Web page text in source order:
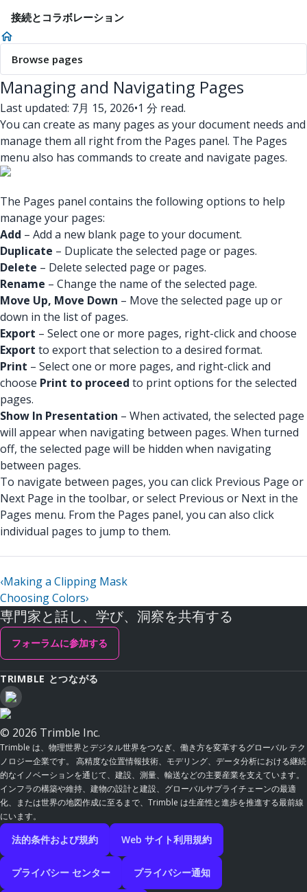
接続とコラボレーション
Browse pages
Managing and Navigating Pages
Last updated: 7月 15, 2026•1 分 read.
You can create as many pages as your document needs and
manage them all right from the Pages panel. The Pages
menu also has commands to create and navigate pages.
The Pages panel contains the following options to help
manage your pages:
Add – Add a new blank page to your document.
Duplicate – Duplicate the selected page or pages.
Delete – Delete selected page or pages.
Rename – Change the name of the selected page.
Move Up, Move Down – Move the selected page up or
down in the list of pages.
Export – Select one or more pages, right-click and choose
Export to export that selection to a desired format.
Print – Select one or more pages, and right-click and
choose Print to proceed to print options for the selected
pages.
Show In Presentation – When activated, the selected page
will appear when navigating between pages. When turned
off, the selected page will be hidden when navigating
between pages.
To navigate between pages, you can click Previous Page or
Next Page in the toolbar, or select Previous or Next in the
Pages menu. From the Pages panel, you can also click
individual pages to jump to them.
‹Making a Clipping Mask
Choosing Colors›
専門家と話し、学び、洞察を共有する
フォーラムに参加する
TRIMBLE とつながる
© 2026 Trimble Inc.
Trimble は、物理世界とデジタル世界をつなぎ、働き方を変革するグローバル テク
ノロジー企業です。 高精度な位置情報技術、モデリング、データ分析における継続
的なイノベーションを通じて、建設、測量、輸送などの主要産業を支えています。
インフラの構築や維持、建物の設計と建設、グローバルサプライチェーンの最適
化、または世界の地図作成に至るまで、Trimble は生産性と進歩を推進する最前線
にいます。
法的条件および規約 Web サイト利用規約
プライバシー センター プライバシー通知